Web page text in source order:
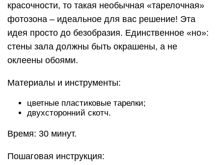
красочности, то такая необычная «тарелочная»
фотозона – идеальное для вас решение! Эта
идея просто до безобразия. Единственное «но»:
стены зала должны быть окрашены, а не
оклеены обоями.
Материалы и инструменты:
цветные пластиковые тарелки;
двухсторонний скотч.
Время: 30 минут.
Пошаговая инструкция: